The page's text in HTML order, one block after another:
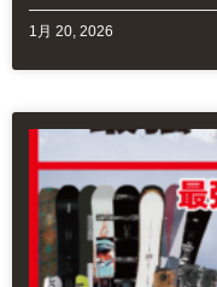
1月 20, 2026